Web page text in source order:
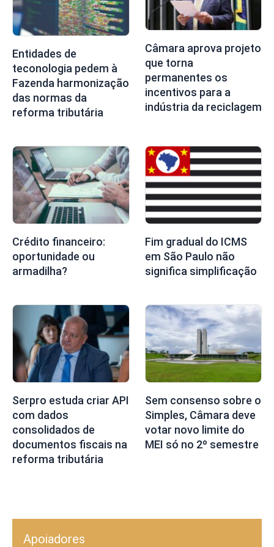
Entidades de
teconologia pedem à
Fazenda harmonização
das normas da
reforma tributária
Câmara aprova projeto
que torna
permanentes os
incentivos para a
indústria da reciclagem
Crédito financeiro:
oportunidade ou
armadilha?
Fim gradual do ICMS
em São Paulo não
significa simplificação
Serpro estuda criar API
com dados
consolidados de
documentos fiscais na
reforma tributária
Sem consenso sobre o
Simples, Câmara deve
votar novo limite do
MEI só no 2º semestre
Apoiadores